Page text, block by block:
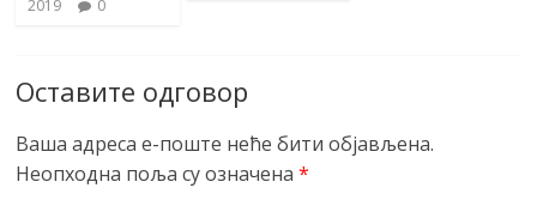
2019
0
Оставите одговор
Ваша адреса е-поште неће бити објављена.
Неопходна поља су означена*